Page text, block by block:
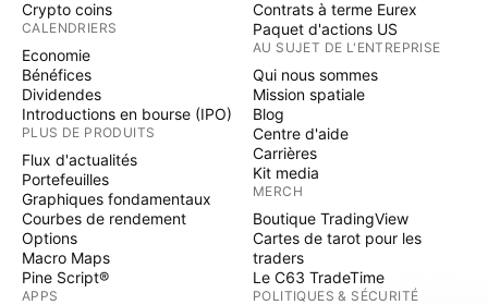
Crypto coins
CALENDRIERS
Economie
Bénéfices
Dividendes
Introductions en bourse (IPO)
PLUS DE PRODUITS
Flux d'actualités
Portefeuilles
Graphiques fondamentaux
Courbes de rendement
Options
Macro Maps
Pine Script®
APPS
Contrats à terme Eurex
Paquet d'actions US
AU SUJET DE L'ENTREPRISE
Qui nous sommes
Mission spatiale
Blog
Centre d'aide
Carrières
Kit media
MERCH
Boutique TradingView
Cartes de tarot pour les
traders
Le C63 TradeTime
POLITIQUES & SÉCURITÉ